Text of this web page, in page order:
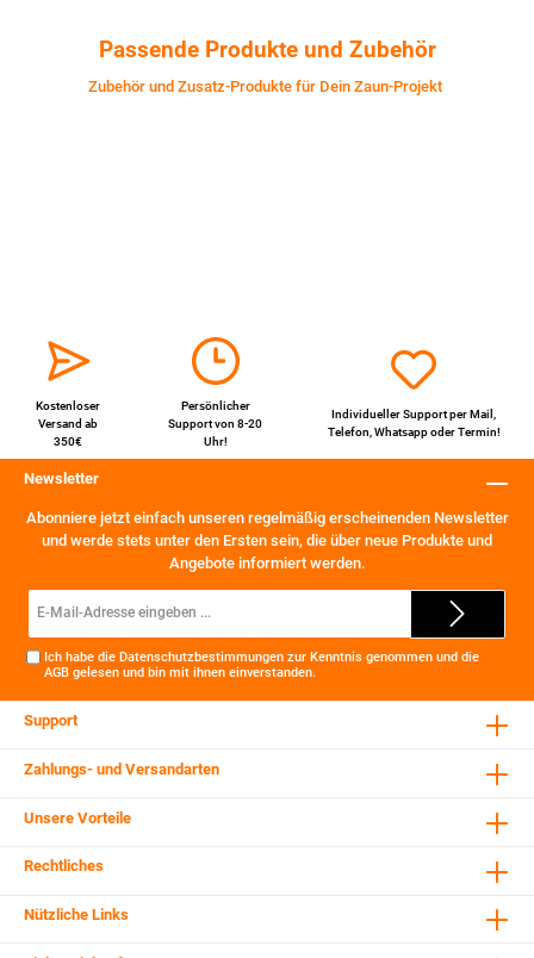
Passende Produkte und Zubehör
Zubehör und Zusatz-Produkte für Dein Zaun-Projekt
Kostenloser
Versand ab
350€
Persönlicher
Support von 8-20
Uhr!
Individueller Support perMail,
Telefon,WhatsappoderTermin!
Newsletter
Abonniere jetzt einfach unseren regelmäßig erscheinenden Newsletter
und werde stets unter den Ersten sein, die über neue Produkte und
Angebote informiert werden.
Ich habe die Datenschutzbestimmungen zur Kenntnis genommen und die
AGB gelesen und bin mit ihnen einverstanden.
Support
Zahlungs- und Versandarten
Unsere Vorteile
Rechtliches
Nützliche Links